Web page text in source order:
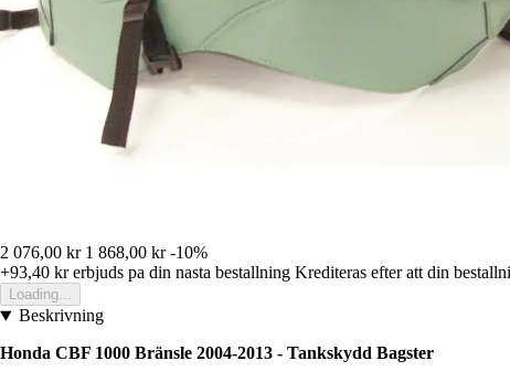
2 076,00 kr 1 868,00 kr -10%
+93,40 krerbjuds pa din nasta bestallning Krediteras efter att din
Loading...
Beskrivning
Honda CBF 1000 Bränsle 2004-2013 - Tankskydd Bagster